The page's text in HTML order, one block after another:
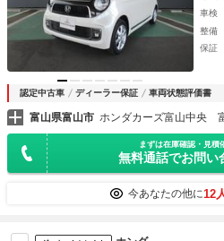
車検
整備
保証
認定中古車 ディーラー保証 車両状態評価書
富山県富山市 ホンダカーズ富山中央
まずは在庫確認・見積
無料通話でお問い
今あなたの他に12